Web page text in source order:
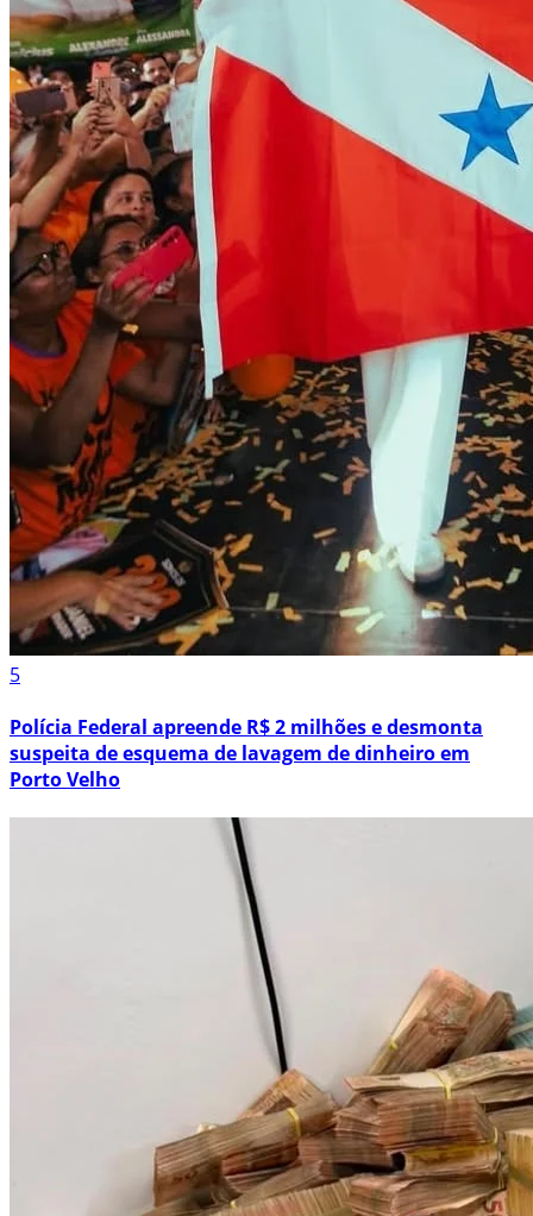
5
Polícia Federal apreende R$ 2 milhões e desmonta
suspeita de esquema de lavagem de dinheiro em
Porto Velho